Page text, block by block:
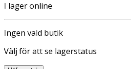
I lager online
Ingen vald butik
Välj för att se lagerstatus